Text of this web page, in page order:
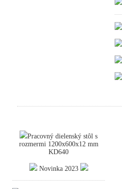
Pracovný dielenský stôl s
rozmermi 1200x600x12 mm
KD640
Novinka 2023